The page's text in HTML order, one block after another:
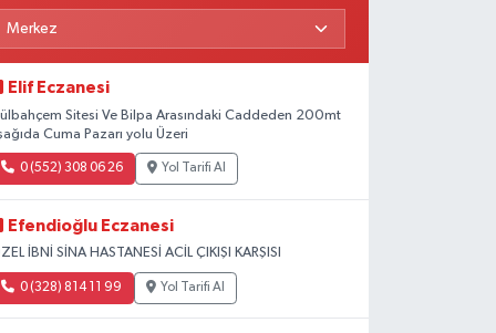
Elif Eczanesi
Sitesi Ve Bilpa Arasındaki Caddeden 200mt
Cuma Pazarı yolu Üzeri
0 (552) 308 06 26 Yol Tarifi Al
Efendioğlu Eczanesi
İBNİ SİNA HASTANESİ ACİL ÇIKIŞI KARŞISI
0 (328) 814 11 99 Yol Tarifi Al